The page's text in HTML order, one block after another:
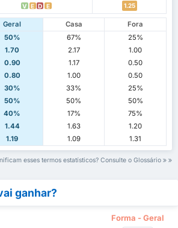
V E D E 1.25
Geral Casa
Fora
50% 67%
25%
1.70 2.17
1.00
0.90 1.17
0.50
0.80 1.00
0.50
30% 33%
25%
50% 50%
50%
40% 17%
75%
1.44 1.63
1.20
1.19 1.09 1.31
esses termos estatísticos? Consulte o Glossário
ganhar?
Forma - Geral